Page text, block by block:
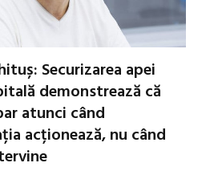
Securizarea apei
demonstrează că
atunci când
acționează, nu când